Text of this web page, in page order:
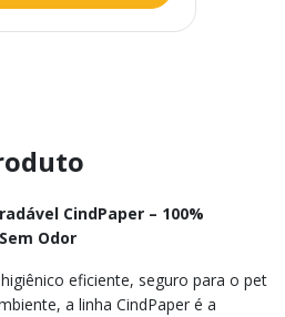
CindPaper – 100%
Odor
eficiente, seguro para o pet
a linha CindPaper é a